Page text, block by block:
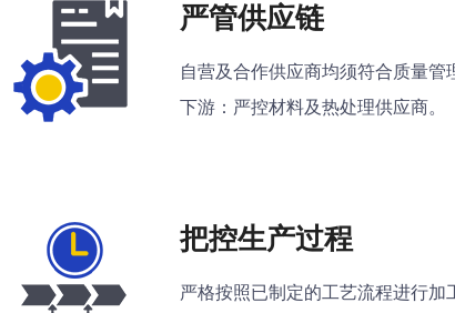
严管供应链
自营及合作供应商均须符合质量管
下游：严控材料及热处理供应商。
把控生产过程
严格按照已制定的工艺流程进行加